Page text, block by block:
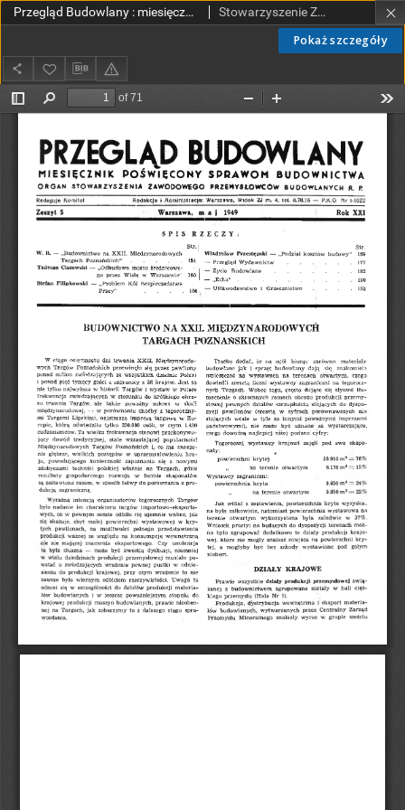
Pokaż szczegóły
Przegląd Budowlany : miesięcznik poświęcony sprawom budownictwa : organ Stowarzyszenia Zawodowego Przemysłowców Budowlanych R. P. R. 21 nr 5 (1949) Stowarzyszenie Zawodowe Przemysłowców Budowlanych Rzeczypospolitej Polskiej.